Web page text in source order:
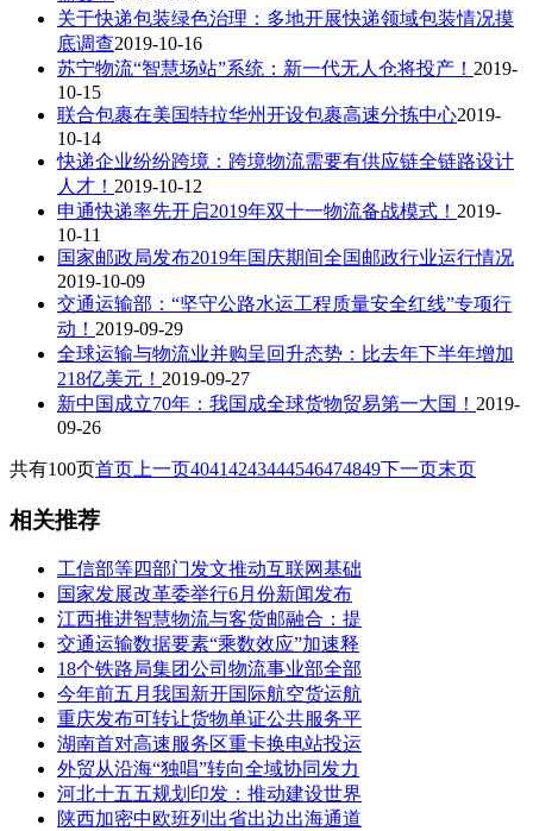
关于快递包装绿色治理：多地开展快递领域包装情况摸
底调查2019-10-16
苏宁物流“智慧场站”系统：新一代无人仓将投产！ 2019-
10-15
联合包裹在美国特拉华州开设包裹高速分拣中心2019-
10-14
快递企业纷纷跨境：跨境物流需要有供应链全链路设计
人才！ 2019-10-12
申通快递率先开启2019年双十一物流备战模式！ 2019-
10-11
国家邮政局发布2019年国庆期间全国邮政行业运行情况
2019-10-09
交通运输部：“坚守公路水运工程质量安全红线”专项行
动！ 2019-09-29
全球运输与物流业并购呈回升态势：比去年下半年增加
218亿美元！ 2019-09-27
新中国成立70年：我国成全球货物贸易第一大国！ 2019-
09-26
共有100页首页 上一页40414243444546474849下一页末页
相关推荐
工信部等四部门发文推动互联网基础
国家发展改革委举行6月份新闻发布
江西推进智慧物流与客货邮融合：提
交通运输数据要素“乘数效应”加速释
18个铁路局集团公司物流事业部全部
今年前五月我国新开国际航空货运航
重庆发布可转让货物单证公共服务平
湖南首对高速服务区重卡换电站投运
外贸从沿海“独唱”转向全域协同发力
河北十五五规划印发：推动建设世界
陕西加密中欧班列出省出边出海通道